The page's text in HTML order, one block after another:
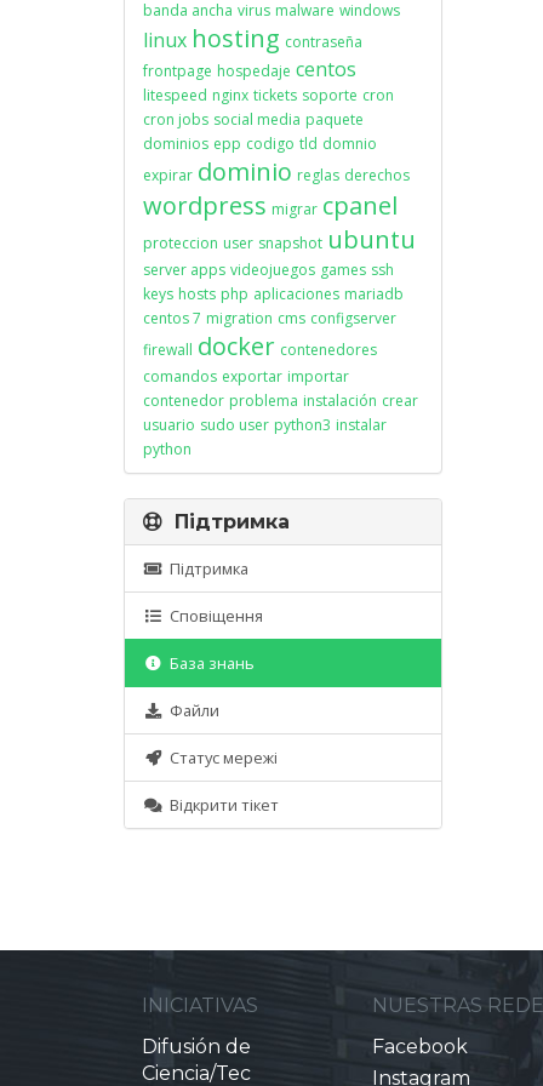
banda ancha virus malware windows
linux hosting contraseña
frontpage hospedaje centos
litespeed nginx tickets soporte cron
cron jobs social media paquete
dominios epp codigo tld domnio
expirar dominio reglas derechos
wordpress migrar cpanel
proteccion user snapshot ubuntu
server apps videojuegos games ssh
keys hosts php aplicaciones mariadb
centos 7 migration cms configserver
firewall docker contenedores
comandos exportar importar
contenedor problema instalación crear
usuario sudo user python3 instalar
python
Підтримка
Підтримка
Сповіщення
База знань
Файли
Статус мережі
Відкрити тікет
INICIATIVAS
Difusión de
Ciencia/Tec
NUESTRAS
Facebook
Instagram